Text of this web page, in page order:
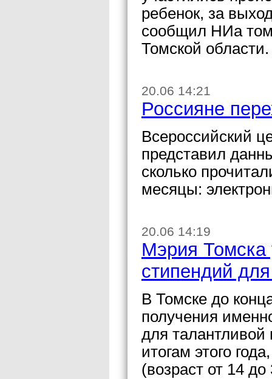
ребенок, за
сообщил НИа
Томской области.
20.06 14:21
Россияне
Всероссийский
представил
сколько
месяцы:
20.06 14:19
Мэрия Томска
стипендий
В Томске до
получения
для
итогам этого
(возраст от 14